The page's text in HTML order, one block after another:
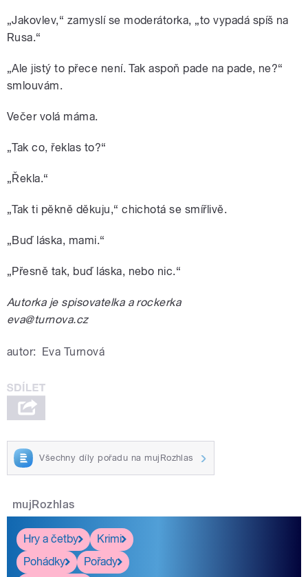
„Jakovlev,“ zamyslí se moderátorka, „to vypadá spíš na
Rusa.“
„Ale jistý to přece není. Tak aspoň pade na pade, ne?“
smlouvám.
Večer volá máma.
„Tak co, řeklas to?“
„Řekla.“
„Tak ti pěkně děkuju,“ chichotá se smířlivě.
„Buď láska, mami.“
„Přesně tak, buď láska, nebo nic.“
Autorka je spisovatelka a rockerka
eva@turnova.cz
autor: Eva Turnová
Všechny díly pořadu na mujRozhlas
mujRozhlas
Hry a četby
Krimi
Pohádky
Pořady